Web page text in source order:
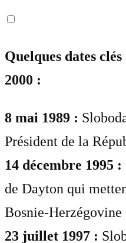
Quelques dates
2000 :
8 mai 1989 :
Président de la
14 décembre 1995 :
de Dayton qui
Bosnie-Herzégovine
23 juillet 1997 :